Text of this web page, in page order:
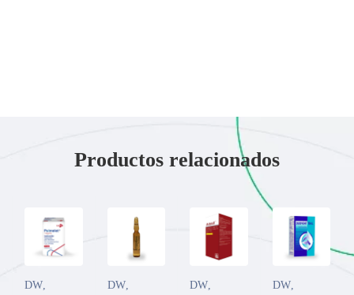
Productos relacionados
DW DW,
DW DW,